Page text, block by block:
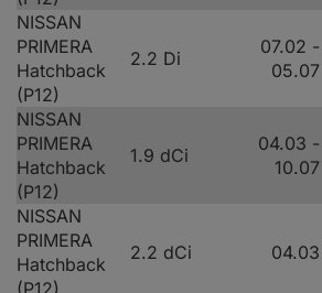
NISSAN
PRIMERA
Hatchback
(P12)
2.2 Di
07.02 -
05.07
NISSAN
PRIMERA
Hatchback
(P12)
1.9 dCi
04.03 -
10.07
NISSAN
PRIMERA
Hatchback
2.2 dCi 04.03